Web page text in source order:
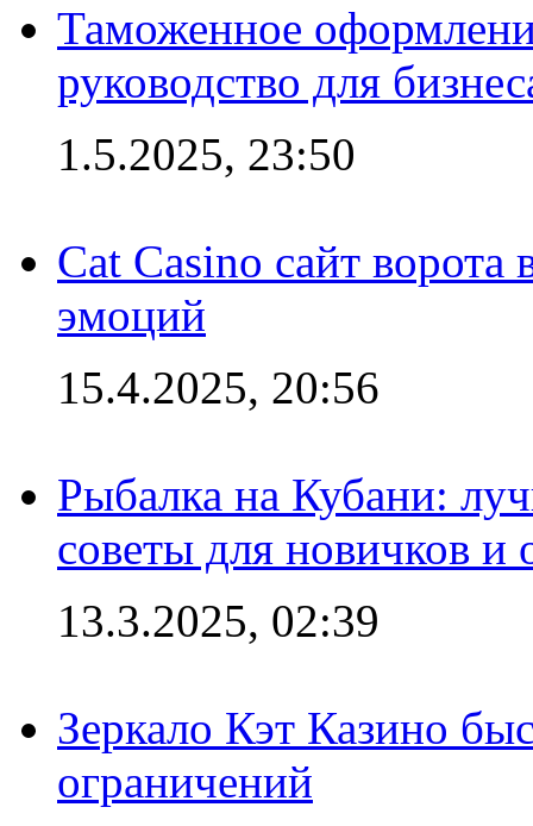
Таможенное
руководство для
1.5.2025, 23:50
Cat Casino сайт
эмоций
15.4.2025, 20:56
Рыбалка на Кубани:
советы для новичков
13.3.2025, 02:39
Зеркало Кэт Казино
ограничений